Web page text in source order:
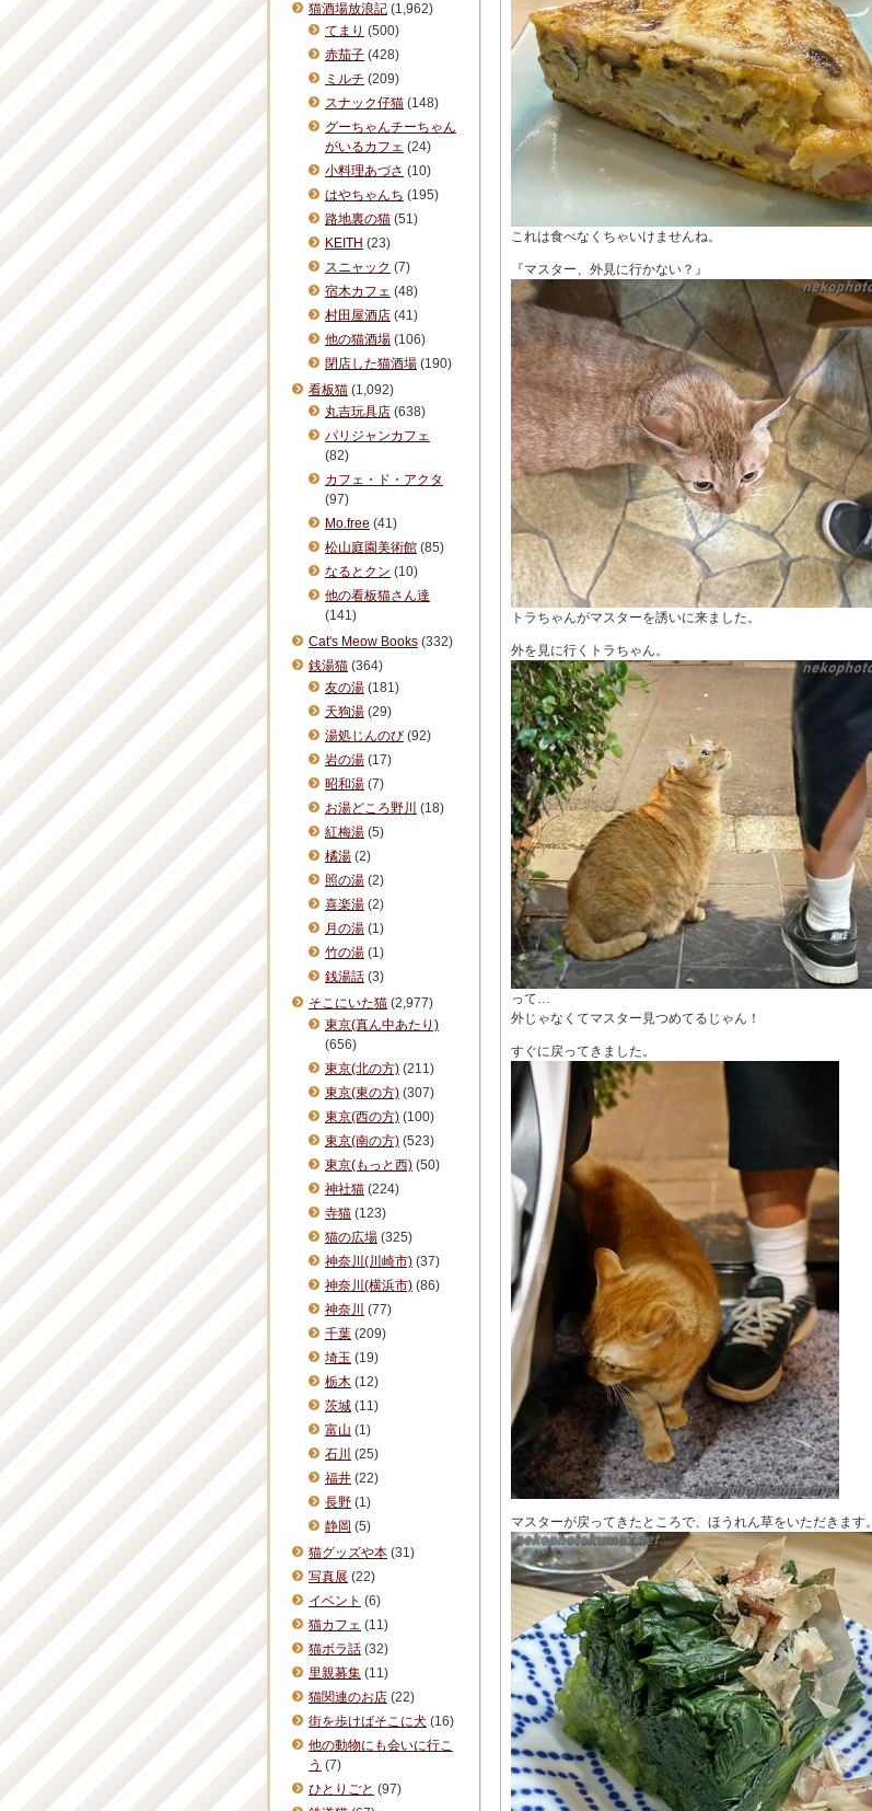
これは食べなくちゃいけませんね。
『マスター、外見に行かない？』
トラちゃんがマスターを誘いに来ました。
外を見に行くトラちゃん。
って…
外じゃなくてマスター見つめてるじゃん！
すぐに戻ってきました。
マスターが戻ってきたところで、ほうれん草をいただきます。
猫酒場放浪記 (1,962)
てまり (500)
赤茄子 (428)
ミルチ (209)
スナック仔猫 (148)
グーちゃんチーちゃん
がいるカフェ (24)
小料理あづさ (10)
はやちゃんち (195)
路地裏の猫 (51)
KEITH (23)
スニャック (7)
宿木カフェ (48)
村田屋酒店 (41)
他の猫酒場 (106)
閉店した猫酒場 (190)
看板猫 (1,092)
丸吉玩具店 (638)
パリジャンカフェ
(82)
カフェ・ド・アクタ
(97)
Mo.free (41)
松山庭園美術館 (85)
なるとクン (10)
他の看板猫さん達
(141)
Cat's Meow Books (332)
銭湯猫 (364)
友の湯 (181)
天狗湯 (29)
湯処じんのび (92)
岩の湯 (17)
昭和湯 (7)
お湯どころ野川 (18)
紅梅湯 (5)
橘湯 (2)
照の湯 (2)
喜楽湯 (2)
月の湯 (1)
竹の湯 (1)
銭湯話 (3)
そこにいた猫 (2,977)
東京(真ん中あたり)
(656)
東京(北の方) (211)
東京(東の方) (307)
東京(西の方) (100)
東京(南の方) (523)
東京(もっと西) (50)
神社猫 (224)
寺猫 (123)
猫の広場 (325)
神奈川(川崎市) (37)
神奈川(横浜市) (86)
神奈川 (77)
千葉 (209)
埼玉 (19)
栃木 (12)
茨城 (11)
富山 (1)
石川 (25)
福井 (22)
長野 (1)
静岡 (5)
猫グッズや本 (31)
写真展 (22)
イベント (6)
猫カフェ (11)
猫ボラ話 (32)
里親募集 (11)
猫関連のお店 (22)
街を歩けばそこに犬 (16)
他の動物にも会いに行こ
う (7)
ひとりごと (97)